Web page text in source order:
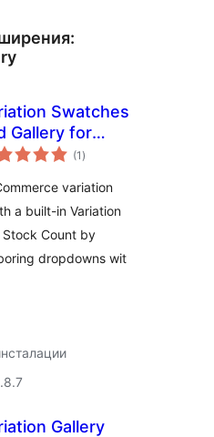
Swatches
Gallery for
(1 общо
оценки
)
variation
a built-in Variation
Stock Count by
dropdowns wit
Gallery